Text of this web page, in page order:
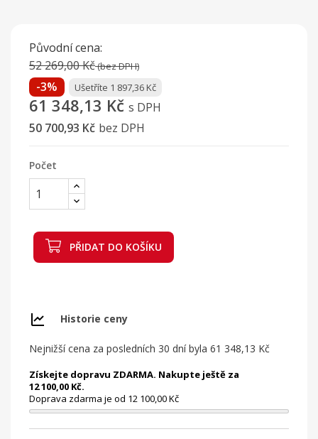
Původní cena:
52 269,00 Kč(bez DPH)
-3% Ušetříte 1 897,36 Kč
61 348,13 Kč s DPH
50 700,93 Kč bez DPH
Počet
PŘIDAT DO KOŠÍKU
Historie ceny
Nejnižší cena za posledních 30 dní byla 61 348,13 Kč
Získejte dopravu ZDARMA. Nakupte ještě za
12 100,00 Kč.
Doprava zdarma je od 12 100,00 Kč